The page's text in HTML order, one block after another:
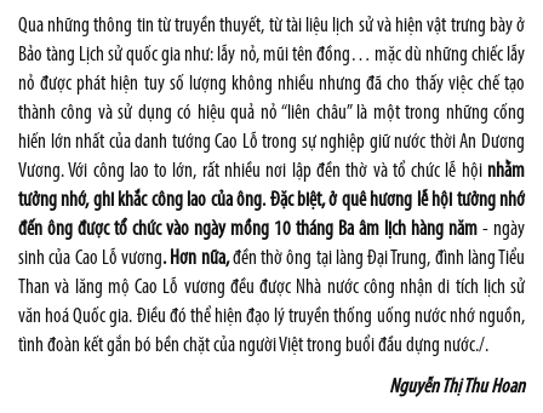
Qua những thông tin từ truyền thuyết, từ tài liệu lịch sử và hiện vật trưng bày ở
Bảo tàng Lịch sử quốc gia như: lẫy nỏ, mũi tên đồng… mặc dù những chiếc lẫy
nỏ được phát hiện tuy số lượng không nhiều nhưng đã cho thấy việc chế tạo
thành công và sử dụng có hiệu quả nỏ “liên châu” là một trong những cống
hiến lớn nhất của danh tướng Cao Lỗ trong sự nghiệp giữ nước thời An Dương
Vương. Với công lao to lớn, rất nhiều nơi lập đền thờ và tổ chức lễ hội nhằm
tưởng nhớ, ghi khắc công lao của ông. Đặc biệt, ở quê hương lễ hội tưởng nhớ
đến ông được tổ chức vào ngày mồng 10 tháng Ba âm lịch hàng năm - ngày
sinh của Cao Lỗ vương. Hơn nữa,đền thờ ông tại làng Đại Trung, đình làng Tiểu
Than và lăng mộ Cao Lỗ vương đều được Nhà nước công nhận di tích lịch sử
văn hoá Quốc gia. Điều đó thể hiện đạo lý truyền thống uống nước nhớ nguồn,
tình đoàn kết gắn bó bền chặt của người Việt trong buổi đầu dựng nước./.
Nguyễn Thị Thu Hoan